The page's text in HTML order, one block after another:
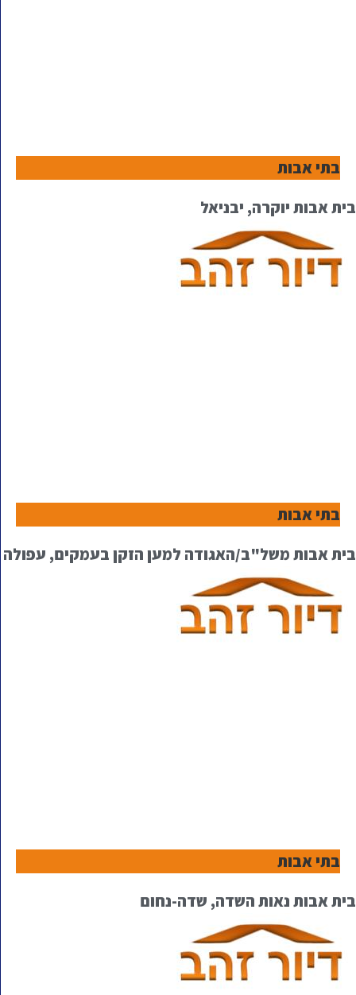
בתי אבות
בית אבות יוקרה, יבניאל
בתי אבות
בית אבות משל"ב/האגודה למען הזקן בעמקים, עפולה
בתי אבות
בית אבות נאות השדה, שדה-נחום